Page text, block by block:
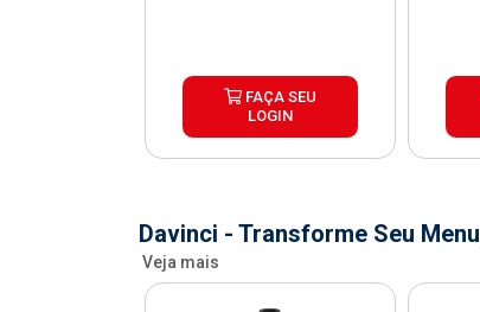
FAÇA SEU
LOGIN
Davinci - Transforme Seu Menu
Veja mais